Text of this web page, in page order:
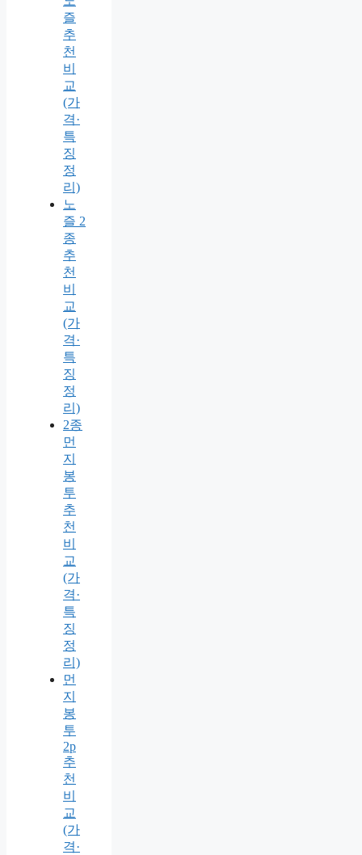
즐
추
천
비
교
(가
격·
특
징
정
리)
노
즐 2
종
추
천
비
교
(가
격·
특
징
정
리)
2종
먼
지
봉
투
추
천
비
교
(가
격·
특
징
정
리)
먼
지
봉
투
2p
추
천
비
교
(가
격·